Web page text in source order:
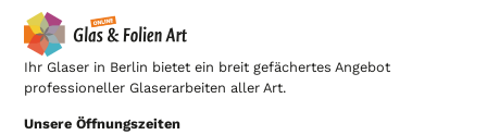
Ihr Glaser in Berlin bietet ein breit gefächertes Angebot
professioneller Glaserarbeiten aller Art.
Unsere Öffnungszeiten